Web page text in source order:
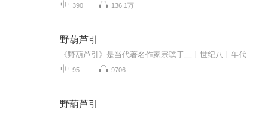
390 136.1万
野葫芦引
95 9706
野葫芦引